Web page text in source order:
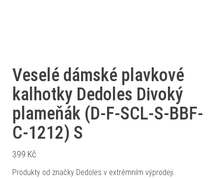
Veselé dámské plavkové
kalhotky Dedoles Divoký
plameňák (D-F-SCL-S-BBF-
C-1212) S
399 Kč
Produkty od značky Dedoles v extrémním výprodeji.